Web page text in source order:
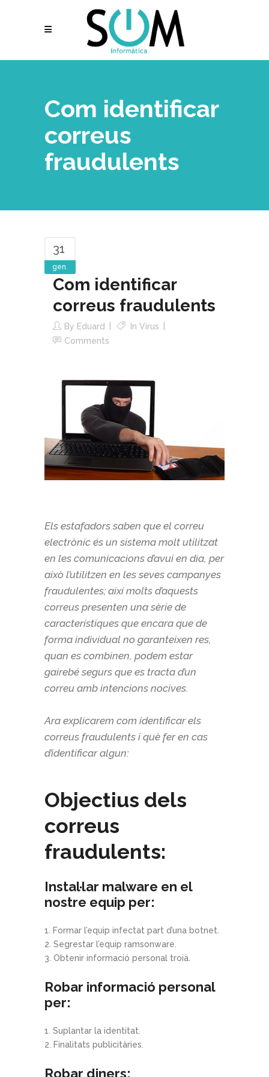
Com identificar
correus
fraudulents
31
gen.
Com identificar
correus fraudulents
By Eduard In Virus
Comments
Els estafadors saben que el correu
electrònic és un sistema molt utilitzat
en les comunicacions d’avui en dia, per
això l’utilitzen en les seves campanyes
fraudulentes; així molts d’aquests
correus presenten una sèrie de
característiques que encara que de
forma individual no garanteixen res,
quan es combinen, podem estar
gairebé segurs que es tracta d’un
correu amb intencions nocives.
Ara explicarem com identificar els
correus fraudulents i què fer en cas
d’identificar algun:
Objectius dels
correus
fraudulents:
Instal·lar malware en el
nostre equip per:
Formar l’equip infectat part d’una botnet.
Segrestar l’equip ramsonware.
Obtenir informació personal troià.
Robar informació personal
per:
Suplantar la identitat.
Finalitats publicitàries.
Robar diners: